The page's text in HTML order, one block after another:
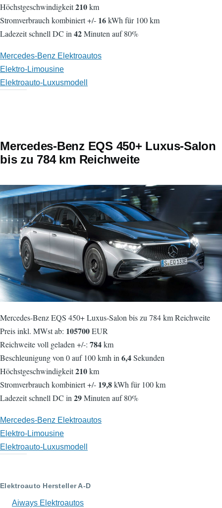
Höchstgeschwindigkeit210km
Stromverbrauch kombiniert +/- 16kWh für 100 km
Ladezeit schnell DC in 42Minuten auf 80%
Mercedes-Benz Elektroautos
Elektro-Limousine
Elektroauto-Luxusmodell
Mercedes-Benz EQS 450+ Luxus-Salon
bis zu 784 km Reichweite
Mercedes-Benz EQS 450+ Luxus-Salon bis zu 784 km Reichweite
Preis inkl. MWst ab: 105700EUR
Reichweite voll geladen +/-: 784km
Beschleunigung von 0 auf 100 kmh in 6,4Sekunden
Höchstgeschwindigkeit210km
Stromverbrauch kombiniert +/- 19,8kWh für 100 km
Ladezeit schnell DC in 29Minuten auf 80%
Mercedes-Benz Elektroautos
Elektro-Limousine
Elektroauto-Luxusmodell
Elektroauto Hersteller A-D
Aiways Elektroautos